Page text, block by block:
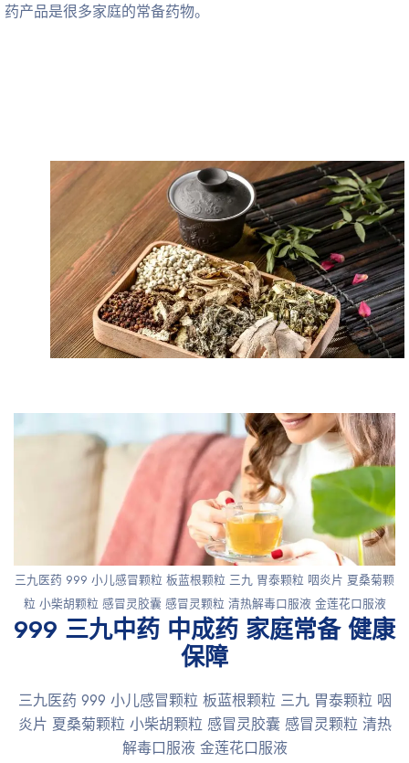
药产品是很多家庭的常备药物。
三九医药 999 小儿感冒颗粒 板蓝根颗粒 三九 胃泰颗粒 咽炎片 夏桑菊颗
粒 小柴胡颗粒 感冒灵胶囊 感冒灵颗粒 清热解毒口服液 金莲花口服液
999 三九中药 中成药 家庭常备 健康
保障
三九医药 999 小儿感冒颗粒 板蓝根颗粒 三九 胃泰颗粒 咽
炎片 夏桑菊颗粒 小柴胡颗粒 感冒灵胶囊 感冒灵颗粒 清热
解毒口服液 金莲花口服液